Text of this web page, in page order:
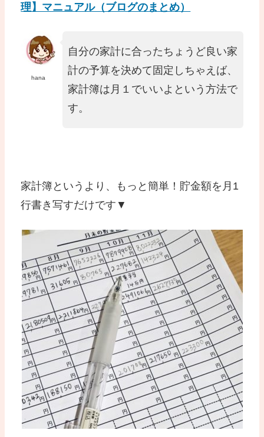
理】マニュアル（ブログのまとめ）
hana
自分の家計に合ったちょうど良い家
計の予算を決めて固定しちゃえば、
家計簿は月１でいいよという方法で
す。
家計簿というより、もっと簡単！貯金額を月1
行書き写すだけです▼